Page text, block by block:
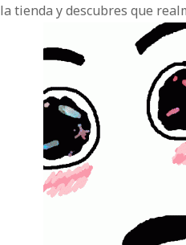
tienda y descubres que